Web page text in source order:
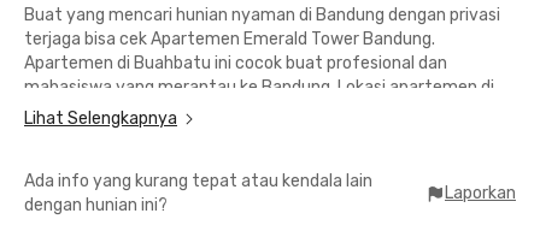
Buat yang mencari hunian nyaman di Bandung dengan privasi
terjaga bisa cek Apartemen Emerald Tower Bandung.
Apartemen di Buahbatu ini cocok buat profesional dan
mahasiswa yang merantau ke Bandung. Lokasi apartemen di
Bandung ini dekat kampus ternama, seperti Institut Seni
Budaya Indonesia Bandung yang berjarak 19 menit, serta
menit berkendara.Para karyawan dan professional akan
mendapat kemudahan akses karena apartemen Bandung ini
Lihat Selengkapnya
Ada info yang kurang tepat atau kendala lain
dengan hunian ini?
Laporkan